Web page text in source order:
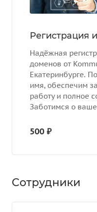
Регистрация
Надёжная
доменов от
Екатеринбурге.
имя, обеспечим
работу и полное
Заботимся о
500 ₽
Сотрудники